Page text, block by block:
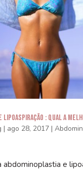
Lipoaspiração : Qual a
| ago 28, 2017|
abdominoplastia e